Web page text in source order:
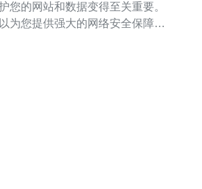
您的网站和数据变得至关重要。
为您提供强大的网络安全保障，
攻击能力的服务器。DDoS攻